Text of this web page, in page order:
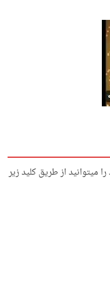
میتوانید از طریق کلید زیر